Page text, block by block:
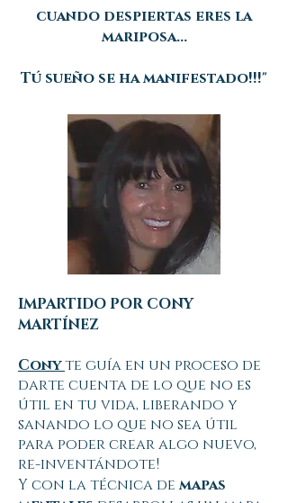
cuando despiertas eres la
mariposa...
Tú sueño se ha manifestado!!!"
IMPARTIDO POR CONY
MARTÍNEZ
Conyte guía en un proceso de
darte cuenta de lo que no es
útil en tu vida, liberando y
sanando lo que no sea útil
para poder crear algo nuevo,
re-inventándote!
Y con la técnica de mapas